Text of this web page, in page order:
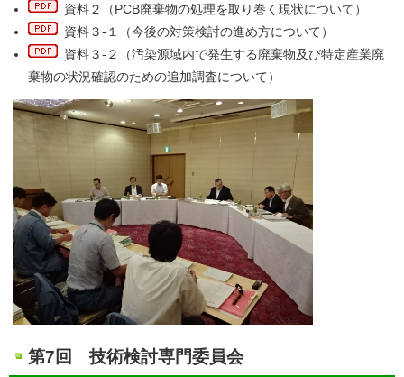
資料２
（PCB廃棄物の処理を取り巻く現状について）
資料３-１
（今後の対策検討の進め方について）
資料３-２
（汚染源域内で発生する廃棄物及び特定産業廃
棄物の状況確認のための追加調査について）
第7回 技術検討専門委員会